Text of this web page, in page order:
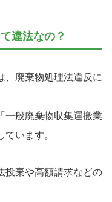
違法なの？
、廃棄物処理法違反に
一般廃棄物収集運搬業
います。
投棄や高額請求などの